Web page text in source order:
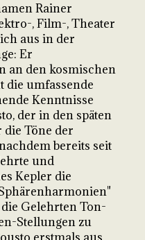
Rainer
, Film-, Theater
aus in der
Er
an den kosmischen
die umfassende
Kenntnisse
der in den späten
die Töne der
bereits seit
und
Kepler die
Gelehrten Ton-
Stellungen zu